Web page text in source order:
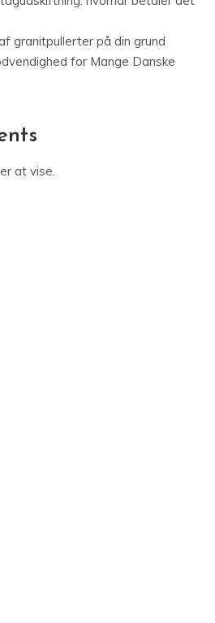
granitpullerter på din grund
for Mange Danske
at vise.